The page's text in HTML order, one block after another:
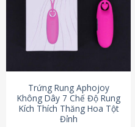
Trứng Rung Aphojoy
Không Dây 7 Chế Độ Rung
Kích Thích Thăng Hoa Tột
Đỉnh